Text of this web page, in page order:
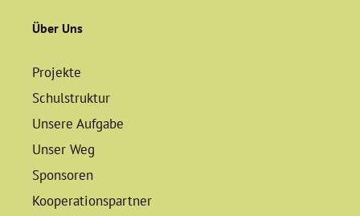
Über Uns
Projekte
Schulstruktur
Unsere Aufgabe
Unser Weg
Sponsoren
Kooperationspartner